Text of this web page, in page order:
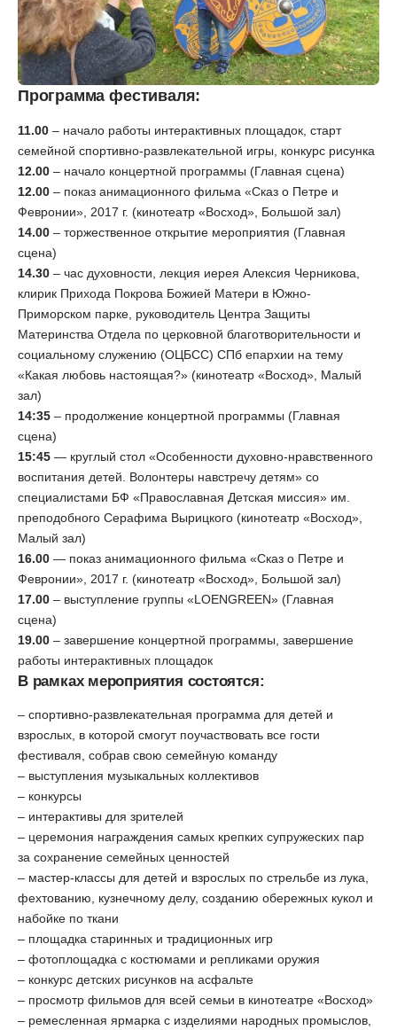
Программа фестиваля:
11.00 – начало работы интерактивных площадок, старт
семейной спортивно-развлекательной игры, конкурс рисунка
12.00 – начало концертной программы (Главная сцена)
12.00 – показ анимационного фильма «Сказ о Петре и
Февронии», 2017 г. (кинотеатр «Восход», Большой зал)
14.00 – торжественное открытие мероприятия (Главная
сцена)
14.30 – час духовности, лекция иерея Алексия Черникова,
клирик Прихода Покрова Божией Матери в Южно-
Приморском парке, руководитель Центра Защиты
Материнства Отдела по церковной благотворительности и
социальному служению (ОЦБСС) СПб епархии на тему
«Какая любовь настоящая?» (кинотеатр «Восход», Малый
зал)
14:35 – продолжение концертной программы (Главная
сцена)
15:45 — круглый стол «Особенности духовно-нравственного
воспитания детей. Волонтеры навстречу детям» со
специалистами БФ «Православная Детская миссия» им.
преподобного Серафима Вырицкого (кинотеатр «Восход»,
Малый зал)
16.00 — показ анимационного фильма «Сказ о Петре и
Февронии», 2017 г. (кинотеатр «Восход», Большой зал)
17.00 – выступление группы «LOENGREEN» (Главная
сцена)
19.00 – завершение концертной программы, завершение
работы интерактивных площадок
В рамках мероприятия состоятся:
– спортивно-развлекательная программа для детей и
взрослых, в которой смогут поучаствовать все гости
фестиваля, собрав свою семейную команду
– выступления музыкальных коллективов
– конкурсы
– интерактивы для зрителей
– церемония награждения самых крепких супружеских пар
за сохранение семейных ценностей
– мастер-классы для детей и взрослых по стрельбе из лука,
фехтованию, кузнечному делу, созданию обережных кукол и
набойке по ткани
– площадка старинных и традиционных игр
– фотоплощадка с костюмами и репликами оружия
– конкурс детских рисунков на асфальте
– просмотр фильмов для всей семьи в кинотеатре «Восход»
– ремесленная ярмарка с изделиями народных промыслов,